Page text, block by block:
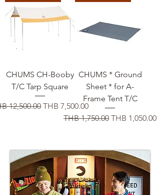
CHUMS CH-Booby
T/C Tarp Square
価格
12,500.00 セール価格
THB 7,500.00
CHUMS * Ground
Sheet * for A-
Frame Tent T/C
通常価格
THB 1,750.00 セール価格
THB 1,050.00